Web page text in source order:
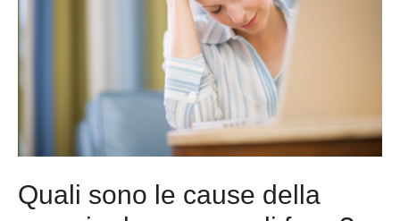
Quali sono le cause della